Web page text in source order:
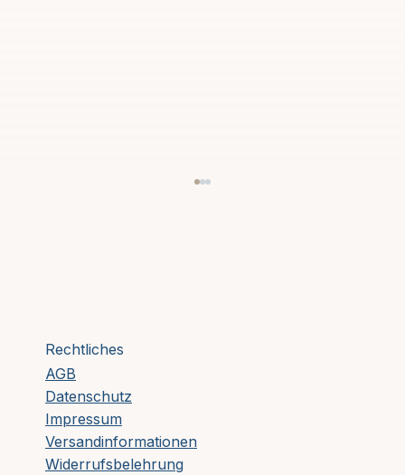
Warum Licht bei Migräne so
wehtut – und was der
Energiestoffwechsel damit zu
tun hat
Rechtliches
AGB
Datenschutz
Impressum
Versandinformationen
Widerrufsbelehrung